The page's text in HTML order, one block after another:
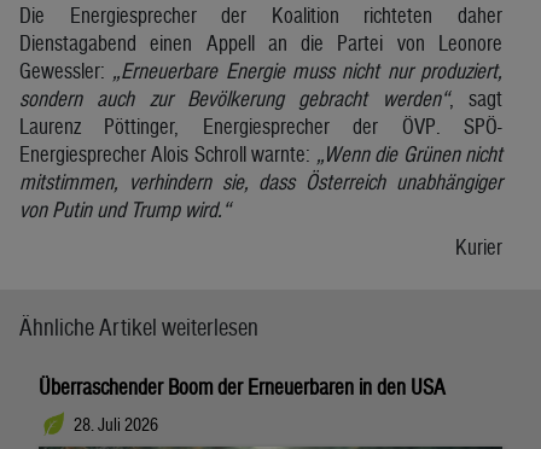
Die Energiesprecher der Koalition richteten daher
Dienstagabend einen Appell an die Partei von Leonore
Gewessler: „Erneuerbare Energie muss nicht nur produziert,
sondern auch zur Bevölkerung gebracht werden“, sagt
Laurenz Pöttinger, Energiesprecher der ÖVP. SPÖ-
Energiesprecher Alois Schroll warnte: „Wenn die Grünen nicht
mitstimmen, verhindern sie, dass Österreich unabhängiger
von Putin und Trump wird.“
Kurier
Ähnliche Artikel weiterlesen
Überraschender Boom der Erneuerbaren in den USA
28. Juli 2026